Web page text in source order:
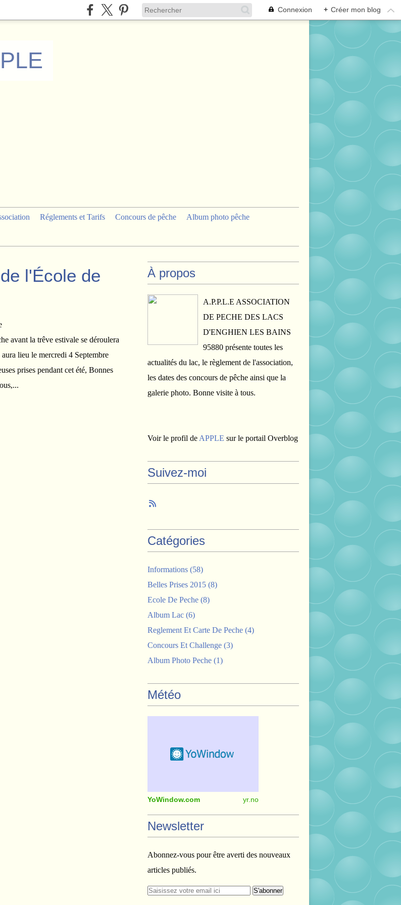
Connexion + Créer mon blog
Réglements et Tarifs Concours de pêche Album photo pêche
l'École de
avant la trêve estivale se déroulera
lieu le mercredi 4 Septembre
prises pendant cet été, Bonnes
À propos
A.P.P.L.E ASSOCIATION
DE PECHE DES LACS
D'ENGHIEN LES BAINS
95880 présente toutes les
actualités du lac, le règlement de l'association,
les dates des concours de pêche ainsi que la
galerie photo. Bonne visite à tous.
Voir le profil de APPLE sur le portail Overblog
Suivez-moi
Catégories
Informations (58)
Belles Prises 2015 (8)
Ecole De Peche (8)
Album Lac (6)
Reglement Et Carte De Peche (4)
Concours Et Challenge (3)
Album Photo Peche (1)
Météo
YoWindow.com yr.no
Newsletter
Abonnez-vous pour être averti des nouveaux
articles publiés.